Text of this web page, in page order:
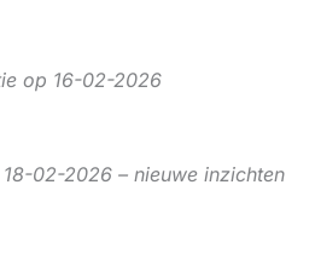
op 16-02-2026
02-2026 – nieuwe inzichten